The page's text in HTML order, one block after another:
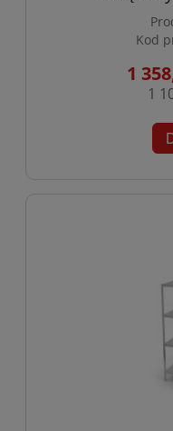
Kod
1
1